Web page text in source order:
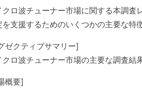
クロ波チューナー市場に関する本調
を支援するためのいくつかの主要な特
ゼクティブサマリー]
クロ波チューナー市場の主要な調査結
概要]